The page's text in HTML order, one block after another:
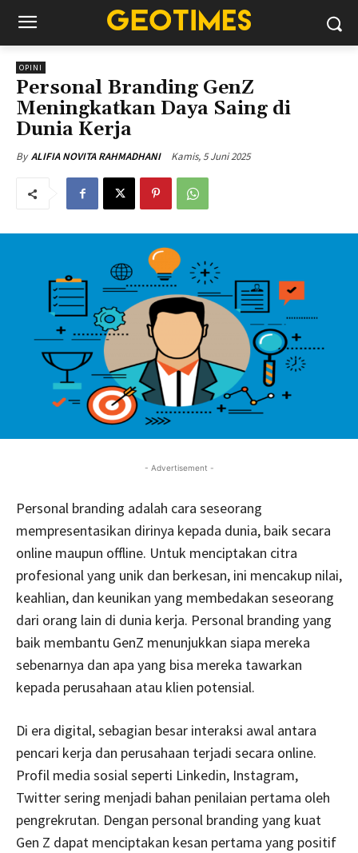
OPINI
Personal Branding GenZ
Meningkatkan Daya Saing di
Dunia Kerja
By ALIFIA NOVITA RAHMADHANI Kamis, 5 Juni 2025
- Advertisement -
Personal branding adalah cara seseorang
mempresentasikan dirinya kepada dunia, baik secara
online maupun offline. Untuk menciptakan citra
profesional yang unik dan berkesan, ini mencakup nilai,
keahlian, dan keunikan yang membedakan seseorang
dari orang lain di dunia kerja. Personal branding yang
baik membantu GenZ menunjukkan siapa mereka
sebenarnya dan apa yang bisa mereka tawarkan
kepada perusahaan atau klien potensial.
Di era digital, sebagian besar interaksi awal antara
pencari kerja dan perusahaan terjadi secara online.
Profil media sosial seperti Linkedin, Instagram,
Twitter sering menjadi bahan penilaian pertama oleh
pengrekrutan. Dengan personal branding yang kuat
Gen Z dapat menciptakan kesan pertama yang positif